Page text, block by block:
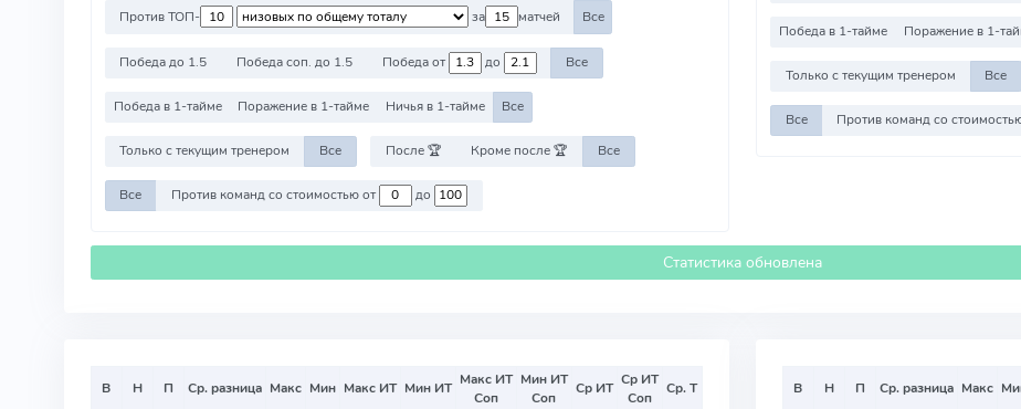
Против ТОП- за матчей Все
Победа до 1.5 Победа соп. до 1.5 Победа от до Все
Победа в 1-тайме Поражение в 1-тайме Ничья в 1-тайме Все
Только с текущим тренером Все После 🏆 Кроме после 🏆 Все
Все Против команд со стоимостью от до
Победа в 1-тайме Поражение в 1-
Только с текущим тренером Все
Все
Статистика обновлена
В Н П Ср. разница Макс Мин Макс ИТ Мин ИТ Макс ИТ
Соп
Мин ИТ
Соп
Ср ИТ Ср ИТ
Соп
Ср. Т В Н П Ср. разница Макс